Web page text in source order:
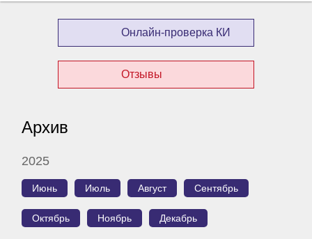
Онлайн-проверка КИ
Отзывы
Архив
2025
Июнь Июль Август Сентябрь
Октябрь Ноябрь Декабрь